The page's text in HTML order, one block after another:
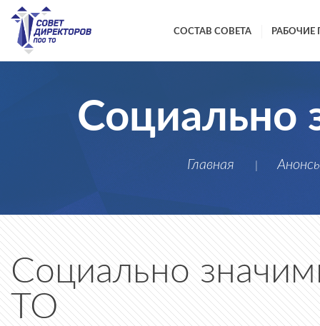
СОСТАВ СОВЕТА РАБОЧИЕ
Социально
Главная
Социально
ТО